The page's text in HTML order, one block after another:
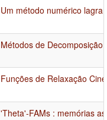
Um método numérico
Métodos de
Funções de Relaxação
'Theta'-FAMs : memórias